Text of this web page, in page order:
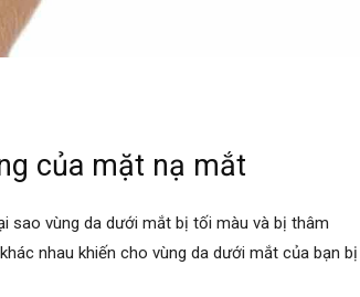
của mặt nạ mắt
sao vùng da dưới mắt bị tối màu và bị thâm
nhau khiến cho vùng da dưới mắt của bạn bị